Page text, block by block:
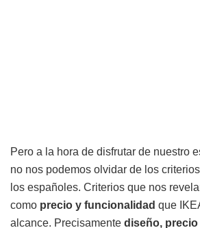
Pero a la hora de disfrutar de nuestro
no nos podemos olvidar de los
los españoles. Criterios que nos
como precio y funcionalidad que
alcance. Precisamente diseño, precio